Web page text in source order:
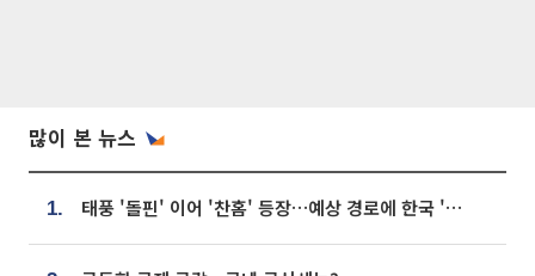
많이 본 뉴스
1. 태풍 '돌핀' 이어 '찬홈' 등장…예상 경로에 한국 '한숨'